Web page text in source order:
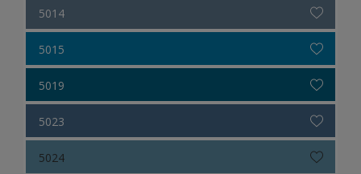
5014
5015
5019
5023
5024